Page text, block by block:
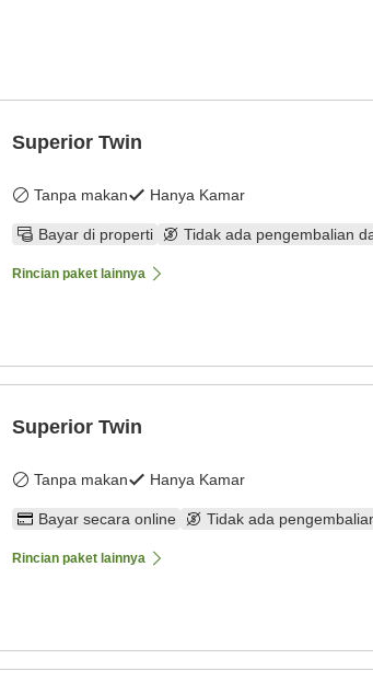
Superior Twin
Tanpa makan Hanya Kamar
Bayar di properti Tidak ada pengembalian
Rincian paket lainnya
Superior Twin
Tanpa makan Hanya Kamar
Bayar secara online Tidak ada
Rincian paket lainnya